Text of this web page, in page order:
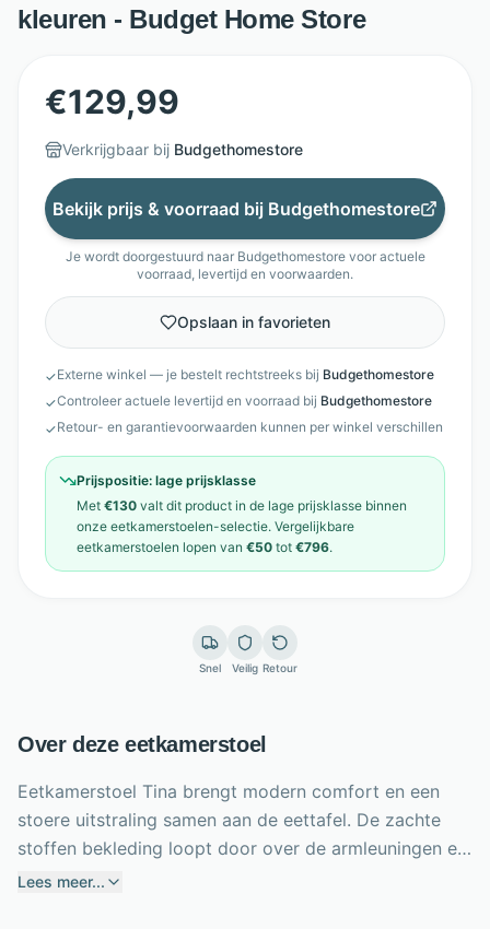
kleuren - Budget Home Store
€129,99
Verkrijgbaar bij Budgethomestore
Bekijk prijs & voorraad bij Budgethomestore
Je wordt doorgestuurd naar Budgethomestorevoor actuele
voorraad, levertijd en voorwaarden.
Opslaan in favorieten
✓Externe winkel — je bestelt rechtstreeks bij Budgethomestore
✓Controleer actuele levertijd en voorraad bij Budgethomestore
✓Retour- en garantievoorwaarden kunnen per winkel verschillen
Prijspositie: lage prijsklasse
Met €130 valt dit product in de lage prijsklasse binnen
onze eetkamerstoelen-selectie. Vergelijkbare
eetkamerstoelen lopen van €50 tot €796.
Snel Veilig Retour
Over deze eetkamerstoel
Eetkamerstoel Tina brengt modern comfort en een
stoere uitstraling samen aan de eettafel. De zachte
stoffen bekleding loopt door over de armleuningen en
biedt aangename ondersteuning tijdens lange diners
Lees meer...